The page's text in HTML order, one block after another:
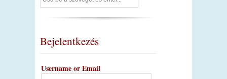
Bejelentkezés
Username or Email